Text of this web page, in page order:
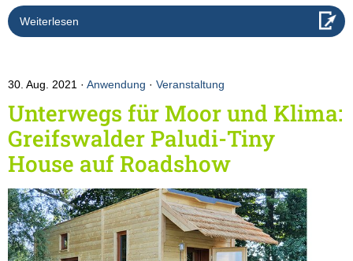
Weiterlesen
30. Aug. 2021 Anwendung · Veranstaltung
Unterwegs für Moor und Klima:
Greifswalder Paludi-Tiny
House auf Roadshow